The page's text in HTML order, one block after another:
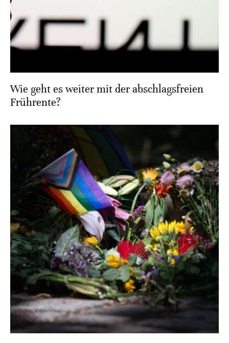
Wie geht es weiter mit der abschlagsfreien
Frührente?